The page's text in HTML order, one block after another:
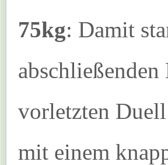
75kg: Damit
vorletzten
mit einem